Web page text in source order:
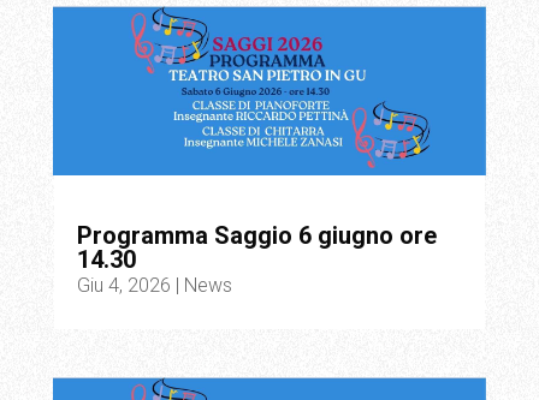
Programma Saggio 6 giugno ore
14.30
Giu 4, 2026 | News